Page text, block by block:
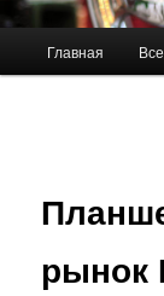
Главная
рынок